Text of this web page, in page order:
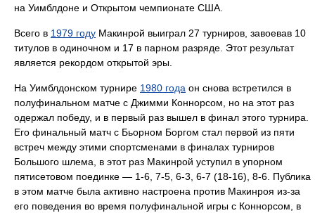
на Уимблдоне и Открытом чемпионате США.
Всего в 1979 году Макинрой выиграл 27 турниров, завоевав 10
титулов в одиночном и 17 в парном разряде. Этот результат
является рекордом открытой эры.
На Уимблдонском турнире 1980 года он снова встретился в
полуфинальном матче с Джимми Коннорсом, но на этот раз
одержал победу, и в первый раз вышел в финал этого турнира.
Его финальный матч с Бьорном Боргом стал первой из пяти
встреч между этими спортсменами в финалах турниров
Большого шлема, в этот раз Макинрой уступил в упорном
пятисетовом поединке — 1-6, 7-5, 6-3, 6-7 (18-16), 8-6. Публика
в этом матче была активно настроена против Макинроя из-за
его поведения во время полуфинальной игры с Коннорсом, в